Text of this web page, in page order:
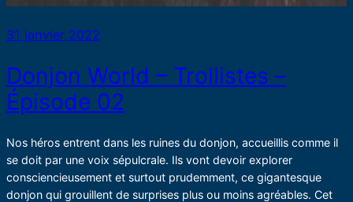
31 janvier 2022
Donjon World – Trollistes –
Épisode 02
Nos héros entrent dans les ruines du donjon, accueillis comme il
se doit par une voix sépulcrale. Ils vont devoir explorer
consciencieusement et surtout prudemment, ce gigantesque
donjon qui grouillent de surprises plus ou moins agréables. Cet